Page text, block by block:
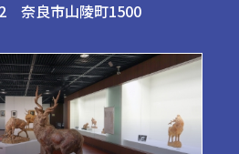
奈良市山陵町1500